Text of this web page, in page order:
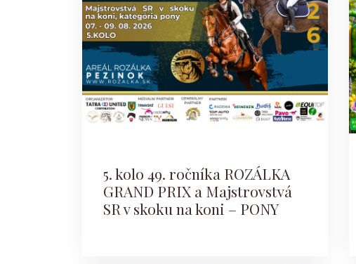
5. kolo 49. ročníka ROZÁLKA
GRAND PRIX a Majstrovstvá
SR v skoku na koni – PONY